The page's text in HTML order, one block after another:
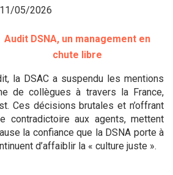
11/05/2026
Audit DSNA, un management en
chute libre
la DSAC a suspendu les mentions
de collègues à travers la France,
Ces décisions brutales et n’offrant
contradictoire aux agents, mettent
la confiance que la DSNA porte à
d’affaiblir la « culture juste ».